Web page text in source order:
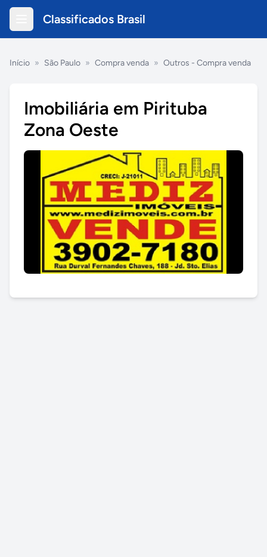
Classificados Brasil
Início » São Paulo » Compra venda » Outros - Compra venda
Imobiliária em Pirituba
Zona Oeste